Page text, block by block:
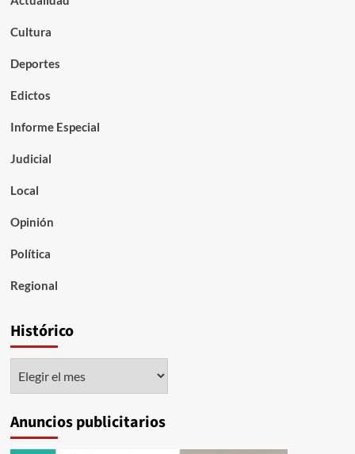
Cultura
Deportes
Edictos
Informe Especial
Judicial
Local
Opinión
Política
Regional
Histórico
Anuncios publicitarios